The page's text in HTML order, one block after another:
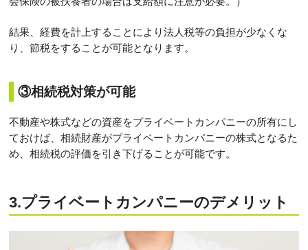
結果、経費を計上することにより法人税等の負担が少なくな
り、節税をすることが可能となります。
③相続税対策が可能
不動産や株式などの資産をプライベートカンパニーの所有にし
ておけば、相続財産がプライベートカンパニーの株式となるた
め、相続税の評価を引き下げることが可能です。
3.プライベートカンパニーのデメリット